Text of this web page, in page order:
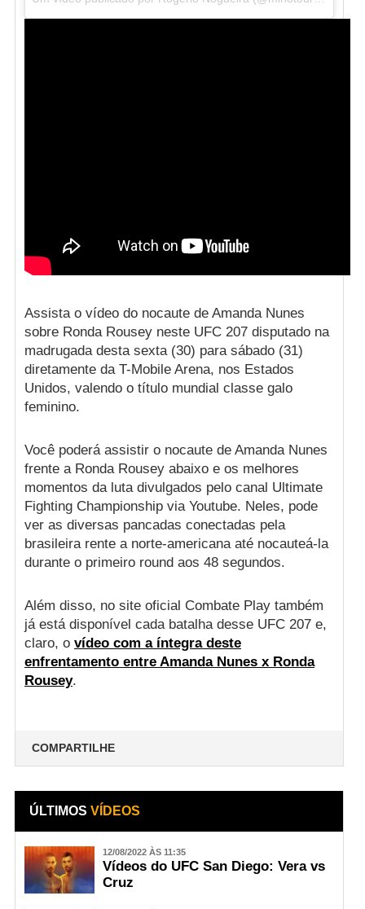
Assista o vídeo do nocaute de Amanda Nunes
sobre Ronda Rousey neste UFC 207 disputado na
madrugada desta sexta (30) para sábado (31)
diretamente da T-Mobile Arena, nos Estados
Unidos, valendo o título mundial classe galo
feminino.
Você poderá assistir o nocaute de Amanda Nunes
frente a Ronda Rousey abaixo e os melhores
momentos da luta divulgados pelo canal Ultimate
Fighting Championship via Youtube. Neles, pode
ver as diversas pancadas conectadas pela
brasileira rente a norte-americana até nocauteá-la
durante o primeiro round aos 48 segundos.
Além disso, no site oficial Combate Play também
já está disponível cada batalha desse UFC 207 e,
claro, o vídeo com a íntegra deste
enfrentamento entre Amanda Nunes x Ronda
Rousey.
COMPARTILHE
ÚLTIMOSVÍDEOS
12/08/2022 ÀS 11:35
Vídeos do UFC San Diego: Vera vs
Cruz